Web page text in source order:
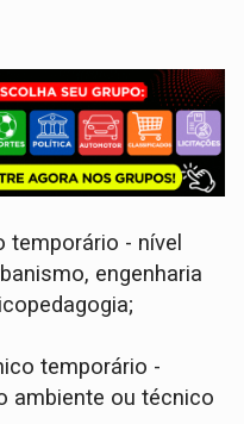
- nível
engenharia
temporário -
ambiente ou técnico